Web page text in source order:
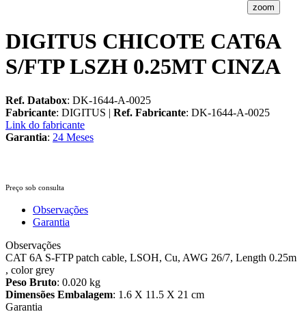
zoom
DIGITUS CHICOTE CAT6A
S/FTP LSZH 0.25MT CINZA
Ref. Databox: DK-1644-A-0025
Fabricante: DIGITUS | Ref. Fabricante: DK-1644-A-0025
Link do fabricante
Garantia: 24 Meses
Preço sob consulta
Observações
Garantia
Observações
CAT 6A S-FTP patch cable, LSOH, Cu, AWG 26/7, Length 0.25m
, color grey
Peso Bruto: 0.020 kg
Dimensões Embalagem: 1.6 X 11.5 X 21 cm
Garantia